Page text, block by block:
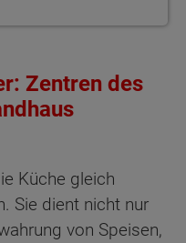
Zentren des
Küche gleich
Sie dient nicht nur
von Speisen,